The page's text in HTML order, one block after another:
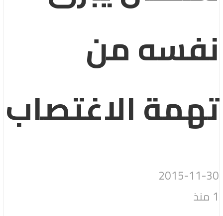
نفسه من
تهمة الاغتصاب
2015-11-30
1 منذ